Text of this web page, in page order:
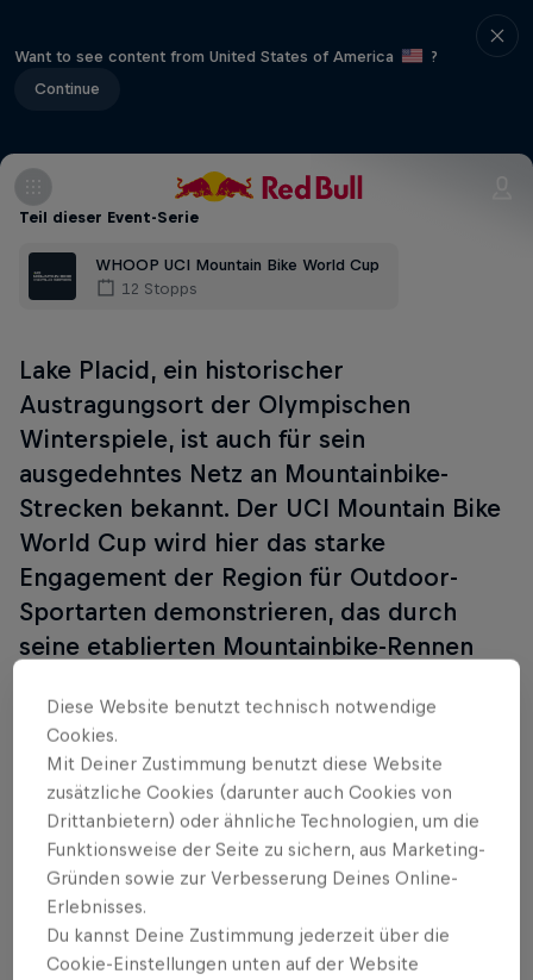
Want to see content from United States of America
?
Continue
Teil dieser Event-Serie
WHOOP UCI Mountain Bike World Cup
12 Stopps
Lake Placid, ein historischer
Austragungsort der Olympischen
Winterspiele, ist auch für sein
ausgedehntes Netz an Mountainbike-
Strecken bekannt. Der UCI Mountain Bike
World Cup wird hier das starke
Engagement der Region für Outdoor-
Sportarten demonstrieren, das durch
seine etablierten Mountainbike-Rennen
Follow along
24:00 Min
Diese Website benutzt technisch notwendige
Cookies.
Mit Deiner Zustimmung benutzt diese Website
zusätzliche Cookies (darunter auch Cookies von
Drittanbietern) oder ähnliche Technologien, um die
Funktionsweise der Seite zu sichern, aus Marketing-
Gründen sowie zur Verbesserung Deines Online-
Erlebnisses.
Du kannst Deine Zustimmung jederzeit über die
Cookie-Einstellungen unten auf der Website